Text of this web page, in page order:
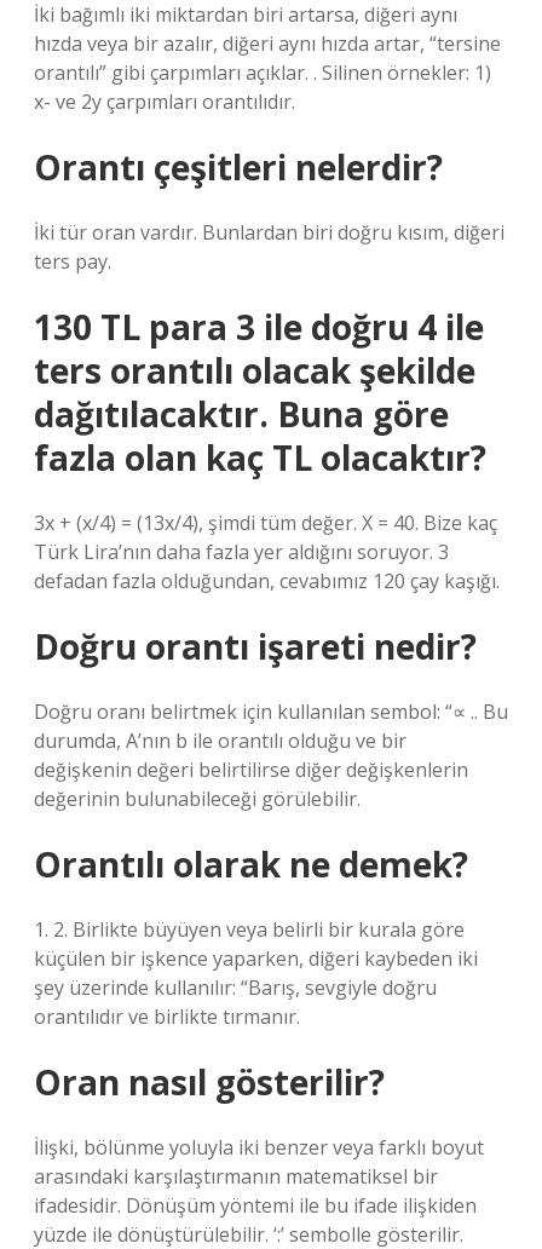
İki bağımlı iki miktardan biri artarsa, diğeri aynı
hızda veya bir azalır, diğeri aynı hızda artar, “tersine
orantılı” gibi çarpımları açıklar. . Silinen örnekler: 1)
x- ve 2y çarpımları orantılıdır.
Orantı çeşitleri nelerdir?
İki tür oran vardır. Bunlardan biri doğru kısım, diğeri
ters pay.
130 TL para 3 ile doğru 4 ile
ters orantılı olacak şekilde
dağıtılacaktır. Buna göre
fazla olan kaç TL olacaktır?
3x + (x/4) = (13x/4), şimdi tüm değer. X = 40. Bize kaç
Türk Lira’nın daha fazla yer aldığını soruyor. 3
defadan fazla olduğundan, cevabımız 120 çay kaşığı.
Doğru orantı işareti nedir?
Doğru oranı belirtmek için kullanılan sembol: “∝ .. Bu
durumda, A’nın b ile orantılı olduğu ve bir
değişkenin değeri belirtilirse diğer değişkenlerin
değerinin bulunabileceği görülebilir.
Orantılı olarak ne demek?
1. 2. Birlikte büyüyen veya belirli bir kurala göre
küçülen bir işkence yaparken, diğeri kaybeden iki
şey üzerinde kullanılır: “Barış, sevgiyle doğru
orantılıdır ve birlikte tırmanır.
Oran nasıl gösterilir?
İlişki, bölünme yoluyla iki benzer veya farklı boyut
arasındaki karşılaştırmanın matematiksel bir
ifadesidir. Dönüşüm yöntemi ile bu ifade ilişkiden
yüzde ile dönüştürülebilir. ‘:’ sembolle gösterilir.